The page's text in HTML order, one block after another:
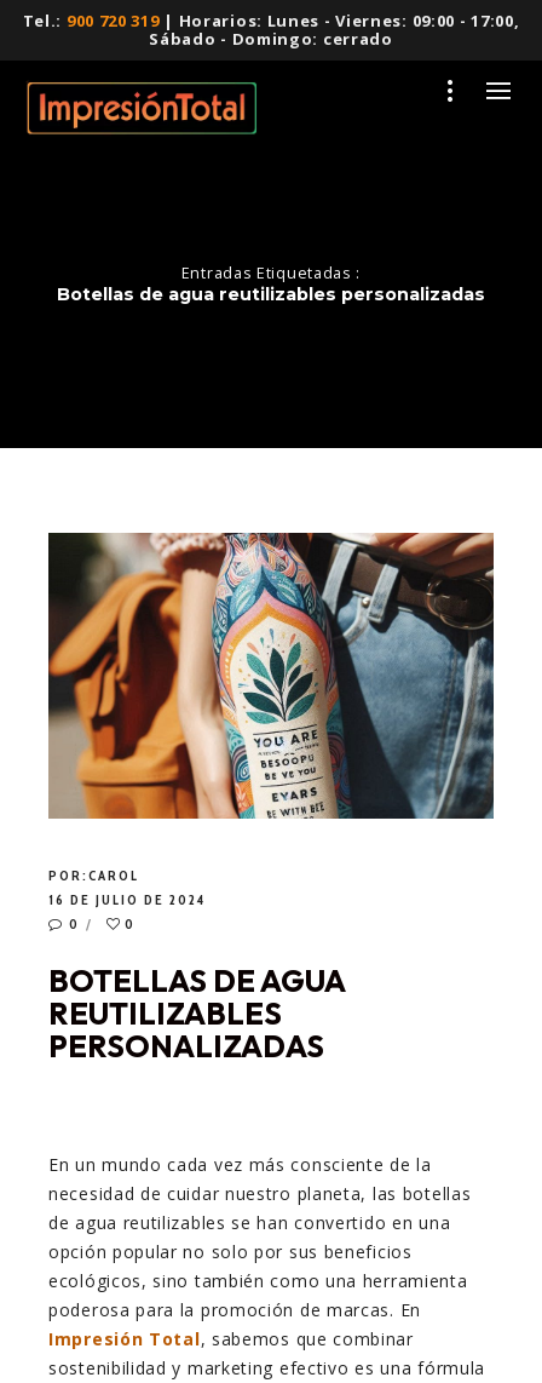
Tel.: 900 720 319| Horarios: Lunes - Viernes: 09:00 - 17:00,
Sábado - Domingo: cerrado
Entradas Etiquetadas :
Botellas de agua reutilizables personalizadas
POR:CAROL
16 DE JULIO DE 2024
0
0
BOTELLAS DE AGUA
REUTILIZABLES
PERSONALIZADAS
En un mundo cada vez más consciente de la
necesidad de cuidar nuestro planeta, las botellas
de agua reutilizables se han convertido en una
opción popular no solo por sus beneficios
ecológicos, sino también como una herramienta
poderosa para la promoción de marcas. En
Impresión Total, sabemos que combinar
sostenibilidad y marketing efectivo es una fórmula